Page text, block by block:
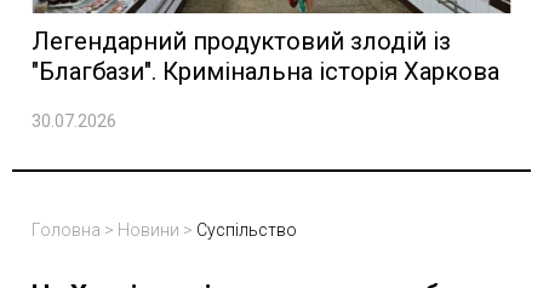
Легендарний продуктовий злодій із
"Благбази". Кримінальна історія Харкова
30.07.2026
Головна > Новини > Суспільство